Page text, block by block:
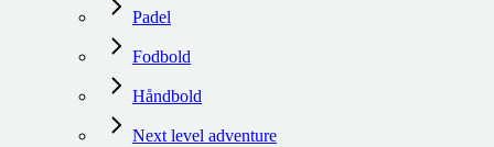
Padel
Fodbold
Håndbold
Next level adventure